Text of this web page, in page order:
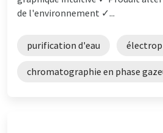
de l'environnement ✓...
purification d'eau
chromatographie en phase